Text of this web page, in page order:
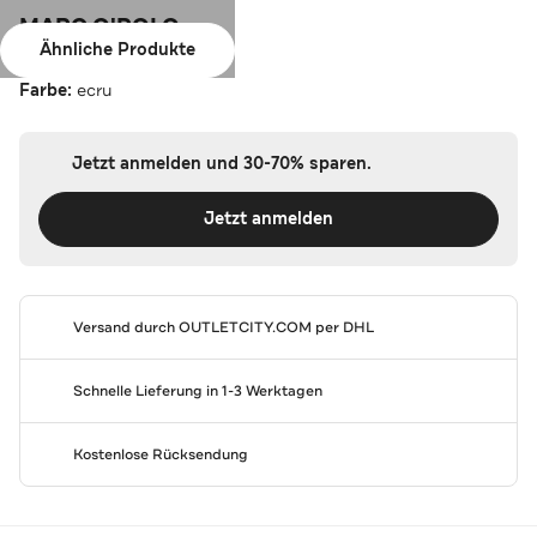
Ähnliche Produkte
MARC O'POLO
Wollmix-Strickjacke ecru
Farbe: ecru
Jetzt anmelden und 30-70% sparen.
Jetzt anmelden
Versand durchOUTLETCITY.COM per DHL
Schnelle Lieferung in 1-3 Werktagen
Kostenlose Rücksendung